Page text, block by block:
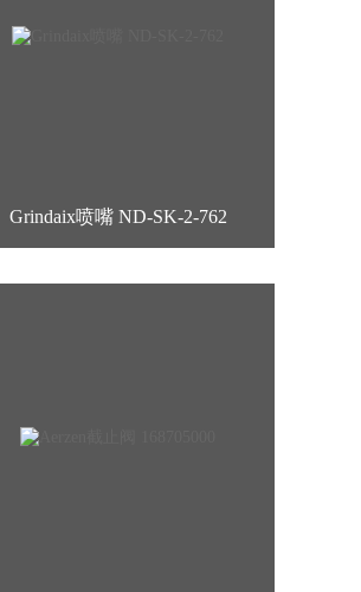
Grindaix喷嘴 ND-SK-2-762